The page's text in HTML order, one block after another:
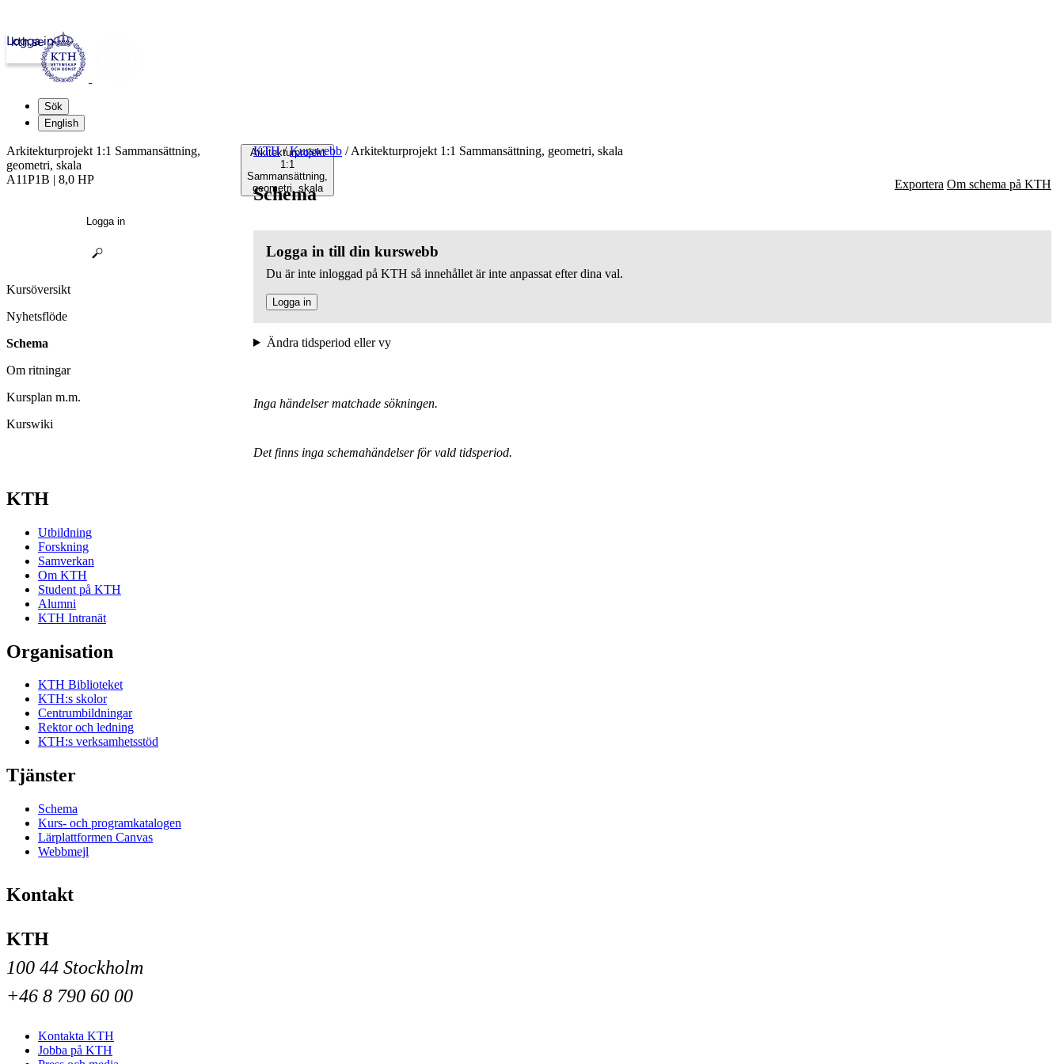
kth.se
Logga in
Sök
English
Arkitekturprojekt
1:1
Sammansättning,
geometri, skala
KTH / Kurswebb /Arkitekturprojekt 1:1 Sammansättning, geometri, skala
Schema Exportera Om schema på KTH
Logga in till din kurswebb
Du är inte inloggad på KTH så innehållet är inte anpassat efter dina val.
Logga in
Ändra tidsperiod eller vy
Inga händelser matchade sökningen.
Det finns inga schemahändelser för vald tidsperiod.
Arkitekturprojekt 1:1 Sammansättning,
geometri, skala
A11P1B | 8,0 HP
Logga in
Kursöversikt
Nyhetsflöde
Schema
Om ritningar
Kursplan m.m.
Kurswiki
KTH
Utbildning
Forskning
Samverkan
Om KTH
Student på KTH
Alumni
KTH Intranät
Organisation
KTH Biblioteket
KTH:s skolor
Centrumbildningar
Rektor och ledning
KTH:s verksamhetsstöd
Tjänster
Schema
Kurs- och programkatalogen
Lärplattformen Canvas
Webbmejl
Kontakt
KTH
100 44 Stockholm
+46 8 790 60 00
Kontakta KTH
Jobba på KTH